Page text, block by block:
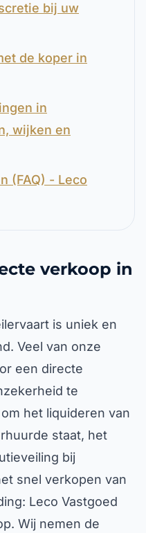
bij uw
de koper in
in
wijken en
(FAQ) - Leco
verkoop in
is uniek en
Veel van onze
een directe
te
het liquideren van
staat, het
bij
snel verkopen van
Leco Vastgoed
Wij nemen de